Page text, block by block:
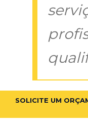
SOLICITE UM